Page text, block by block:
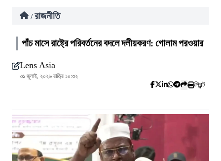
/ রাজনীতি
পাঁচ মাসে রাষ্ট্রে পরিবর্তনের বদলে দলীয়করণ: গোলাম পরওয়ার
Lens Asia
৩১ জুলাই, ২০২৬ রাত্রি ১০:৩২
প্রিন্ট